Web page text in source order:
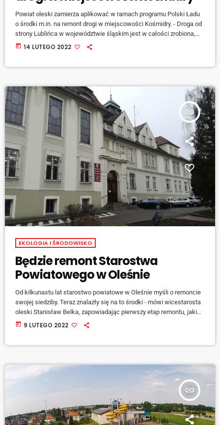
Powiat oleski zamierza aplikować w ramach programu Polski Ładu
o środki m.in. na remont drogi w miejscowości Kośmidry. - Droga od
strony Lublińca w województwie śląskim jest w całości zrobiona,
natomiast po naszej stronie modernizacji wymaga ponad 4
Fabianek. […]
today 14 LUTEGO 2022
insert_link
EKOLOGIA I ŚRODOWISKO
Będzie remont Starostwa
Powiatowego w Oleśnie
Od kilkunastu lat starostwo powiatowe w Oleśnie myśli o remoncie
swojej siedziby. Teraz znalazły się na to środki - mówi wicestarosta
oleski Stanisław Belka, zapowiadając pierwszy etap remontu, jakim
będzie wymiana źródła ogrzewania w budynku starostwa. [jwplayer
today 9 LUTEGO 2022
insert_link